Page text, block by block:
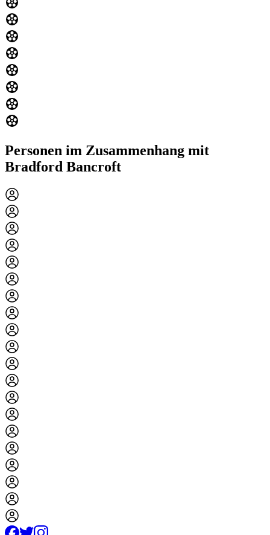
Personen im Zusammenhang mit
Bradford Bancroft